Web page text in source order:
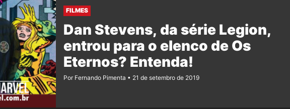
FILMES
Dan Stevens, da série Legion,
entrou para o elenco de Os
Eternos? Entenda!
Por Fernando Pimenta 21 de setembro de 2019